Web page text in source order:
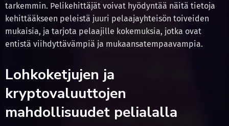
tarkemmin. Pelikehittäjät voivat hyödyntää näitä tietoja
kehittääkseen peleistä juuri pelaajayhteisön toiveiden
mukaisia, ja tarjota pelaajille kokemuksia, jotka ovat
entistä viihdyttävämpiä ja mukaansatempaavampia.
Lohkoketjujen ja
kryptovaluuttojen
mahdollisuudet pelialalla